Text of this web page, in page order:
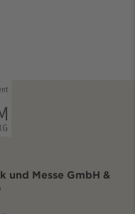
und Messe GmbH &